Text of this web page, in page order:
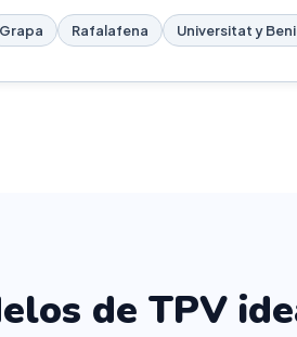
Grapa Rafalafena Universitat y
de TPV